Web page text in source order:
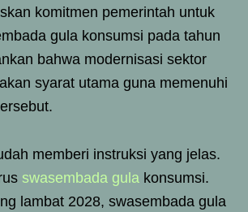
komitmen pemerintah untuk
gula konsumsi pada tahun
bahwa modernisasi sektor
syarat utama guna memenuhi
memberi instruksi yang jelas.
swasembada gula konsumsi.
lambat 2028, swasembada gula